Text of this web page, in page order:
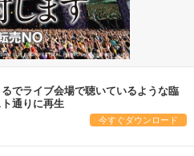
でライブ会場で聴いているような臨
通りに再生
今すぐダウンロード